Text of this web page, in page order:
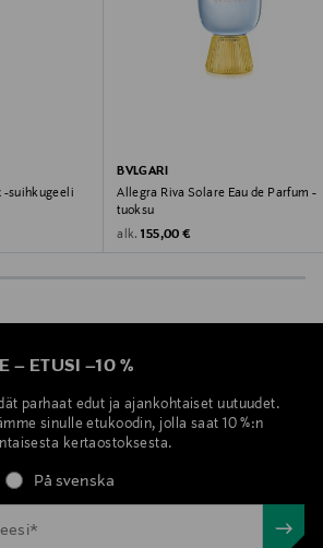
en-fi/contactus
-suihkugeeli
BVLGARI
Allegra Riva Solare Eau de Parfum -
tuoksu
alk. Original Price
155,00 €
– ETUSI –10 %
parhaat edut ja ajankohtaiset uutuudet.
sinulle etukoodin, jolla saat 10 %:n
kertaostoksesta.
På svenska